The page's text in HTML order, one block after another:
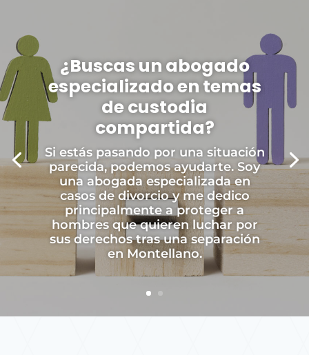
¿Buscas un abogado
especializado en temas
de custodia
compartida?
Si estás pasando por una situación
parecida, podemos ayudarte. Soy
una abogada especializada en
casos de divorcio y me dedico
principalmente a proteger a
hombres que quieren luchar por
sus derechos tras una separación
en Montellano.